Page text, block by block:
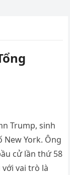
Trump, sinh
New York. Ông
cử lần thứ 58
vai trò là